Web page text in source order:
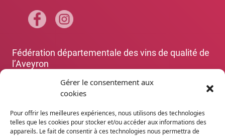
Gérer le consentement aux
cookies
Pour offrir les meilleures expériences, nous utilisons des technologies
telles que les cookies pour stocker et/ou accéder aux informations des
appareils. Le fait de consentir à ces technologies nous permettra de
Fédération départementale des vins de qualité de
l’Aveyron
Les organismes de défense et de gestion des
dénominations aveyronnaises (Rodez)
+33 5 65 67 88 70